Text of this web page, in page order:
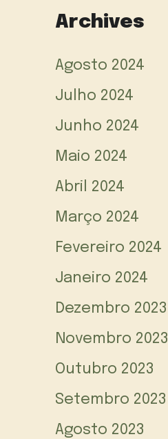
Archives
Agosto 2024
Julho 2024
Junho 2024
Maio 2024
Abril 2024
Março 2024
Fevereiro 2024
Janeiro 2024
Dezembro 2023
Novembro 2023
Outubro 2023
Setembro 2023
Agosto 2023